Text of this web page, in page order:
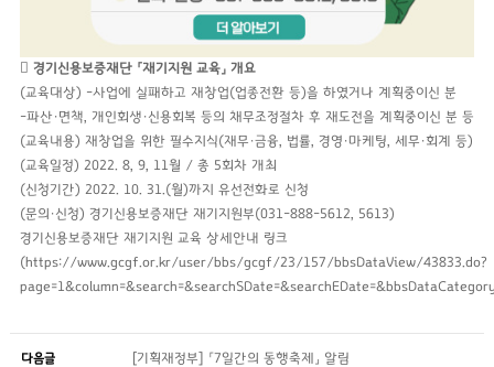
 경기신용보증재단 「재기지원 교육」 개요
(교육대상) -사업에 실패하고 재창업(업종전환 등)을 하였거나 계획중이신 분
-파산・면책, 개인회생・신용회복 등의 채무조정절차 후 재도전을 계획중이신 분 등
(교육내용) 재창업을 위한 필수지식(재무・금융, 법률, 경영・마케팅, 세무・회계 등)
(교육일정) 2022. 8, 9, 11월 / 총 5회차 개최
(신청기간) 2022. 10. 31.(월)까지 유선전화로 신청
(문의・신청) 경기신용보증재단 재기지원부(031-888-5612, 5613)
경기신용보증재단 재기지원 교육 상세안내 링크
(https://www.gcgf.or.kr/user/bbs/gcgf/23/157/bbsDataView/43833.do?
다음글 [기획재정부] 「7일간의 동행축제」 알림